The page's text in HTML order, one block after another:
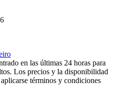
en las últimas 24 horas para
Los precios y la disponibilidad
términos y condiciones